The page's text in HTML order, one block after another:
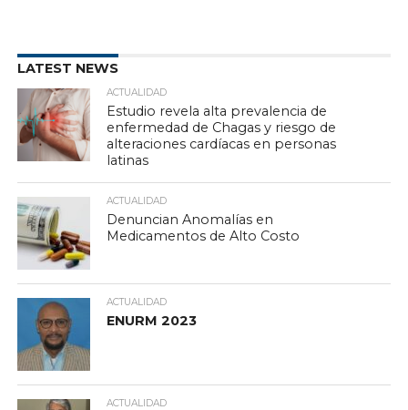
LATEST NEWS
ACTUALIDAD
Estudio revela alta prevalencia de
enfermedad de Chagas y riesgo de
alteraciones cardíacas en personas
latinas
ACTUALIDAD
Denuncian Anomalías en
Medicamentos de Alto Costo
ACTUALIDAD
ENURM 2023
ACTUALIDAD